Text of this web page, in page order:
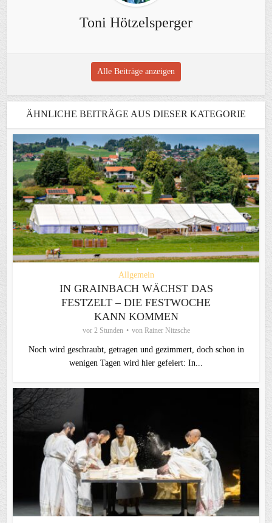
Toni Hötzelsperger
Alle Beiträge anzeigen
ÄHNLICHE BEITRÄGE AUS DIESER KATEGORIE
Allgemein
IN GRAINBACH WÄCHST DAS
FESTZELT – DIE FESTWOCHE
KANN KOMMEN
vor 2 Stunden von Rainer Nitzsche
Noch wird geschraubt, getragen und gezimmert, doch schon in
wenigen Tagen wird hier gefeiert: In...